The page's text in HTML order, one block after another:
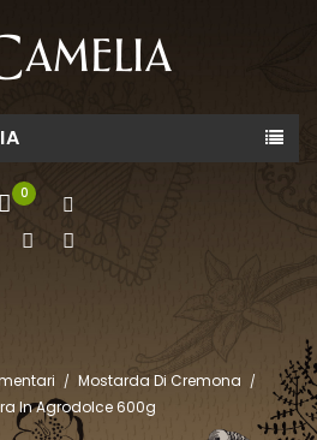
0
Mostarda Di Cremona
In Agrodolce 600g